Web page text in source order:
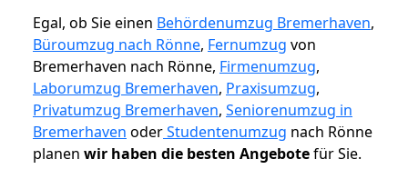
Egal, ob Sie einen Behördenumzug Bremerhaven,
Büroumzug nach Rönne, Fernumzug von
Bremerhaven nach Rönne, Firmenumzug,
Laborumzug Bremerhaven, Praxisumzug,
Privatumzug Bremerhaven, Seniorenumzug in
Bremerhaven oderStudentenumzug nach Rönne
planen wir haben die besten Angebotefür Sie.